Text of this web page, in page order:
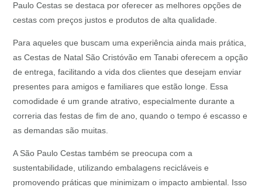
Paulo Cestas se destaca por oferecer as melhores opções de
cestas com preços justos e produtos de alta qualidade.
Para aqueles que buscam uma experiência ainda mais prática,
as Cestas de Natal São Cristóvão em Tanabi oferecem a opção
de entrega, facilitando a vida dos clientes que desejam enviar
presentes para amigos e familiares que estão longe. Essa
comodidade é um grande atrativo, especialmente durante a
correria das festas de fim de ano, quando o tempo é escasso e
as demandas são muitas.
A São Paulo Cestas também se preocupa com a
sustentabilidade, utilizando embalagens recicláveis e
promovendo práticas que minimizam o impacto ambiental. Isso